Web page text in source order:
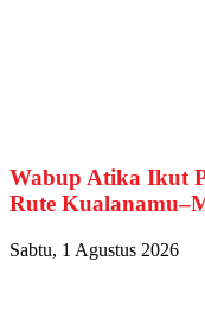
Wabup Atika Ikut
Rute
Sabtu, 1 Agustus 2026